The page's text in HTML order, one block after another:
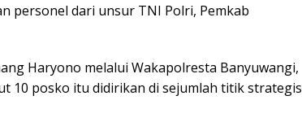
personel dari unsur TNI Polri, Pemkab
Haryono melalui Wakapolresta Banyuwangi,
10 posko itu didirikan di sejumlah titik strategis